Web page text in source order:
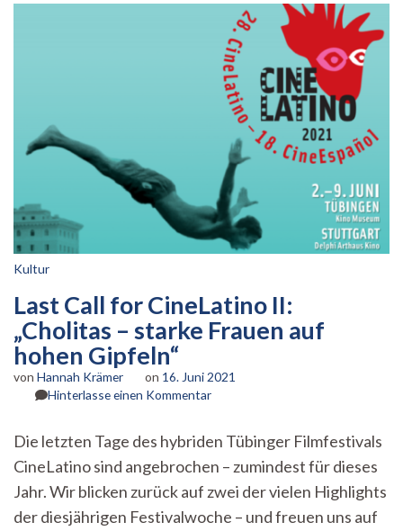
Kultur
Last Call for CineLatino II:
„Cholitas – starke Frauen auf
hohen Gipfeln“
von Hannah Krämer on 16. Juni 2021
Hinterlasse einen Kommentarzu
for
CineLatino
„Cholitas
–
Die letzten Tage des hybriden Tübinger Filmfestivals
CineLatino sind angebrochen – zumindest für dieses
Jahr. Wir blicken zurück auf zwei der vielen Highlights
der diesjährigen Festivalwoche – und freuen uns auf